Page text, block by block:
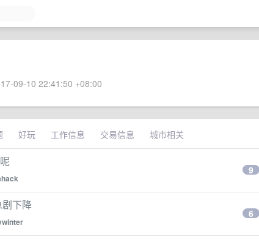
09-10 22:41:50 +08:00
好玩 工作信息 交易信息 城市相关
9
下降
6